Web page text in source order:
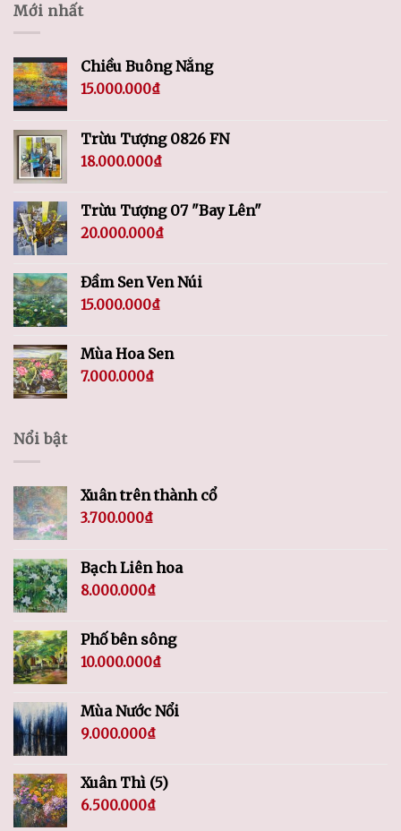
Mới nhất
Chiều Buông Nắng
15.000.000₫
Trừu Tượng 0826 FN
18.000.000₫
Trừu Tượng 07 "Bay Lên"
20.000.000₫
Đầm Sen Ven Núi
15.000.000₫
Mùa Hoa Sen
7.000.000₫
Nổi bật
Xuân trên thành cổ
3.700.000₫
Bạch Liên hoa
8.000.000₫
Phố bên sông
10.000.000₫
Mùa Nước Nổi
9.000.000₫
Xuân Thì (5)
6.500.000₫